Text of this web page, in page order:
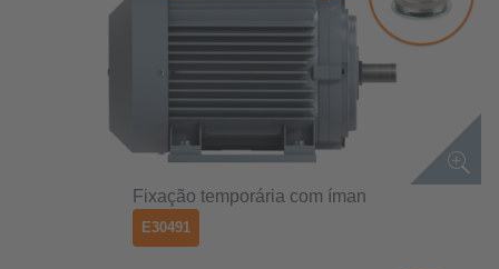
Fixação temporária com íman
E30491